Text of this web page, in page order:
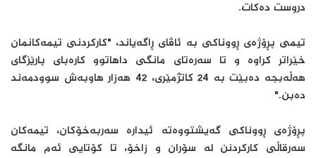
دروست دەکات.
تیمی پڕۆژەی ڕووناکی بە ئاڤای ڕاگەیاند، "کارکردنی تیمەکانمان
خێراتر کراوە و تا سەرەتای مانگی داهاتوو کارەبای پارێزگای
هەڵەبجە دەبێت بە 24 کاتژمێری، 42 هەزار هاوبەش سوودمەند
دەبن."
پڕۆژەی ڕووناکی گەیشتووەتە ئیدارە سەربەخۆکان، تیمەکان
سەرقاڵی کارکردنن لە سۆران و زاخۆ، تا کۆتایی ئەم مانگە